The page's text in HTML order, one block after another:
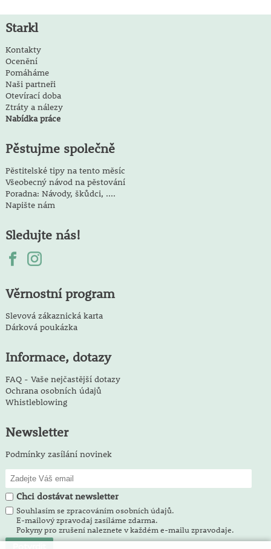
Starkl
Kontakty
Ocenění
Pomáháme
Naši partneři
Otevírací doba
Ztráty a nálezy
Nabídka práce
Pěstujme společně
Pěstitelské tipy na tento měsíc
Všeobecný návod na pěstování
Poradna: Návody, škůdci, ....
Napište nám
Sledujte nás!
Věrnostní program
Slevová zákaznická karta
Dárková poukázka
Informace, dotazy
FAQ - Vaše nejčastější dotazy
Ochrana osobních údajů
Whistleblowing
Newsletter
Podmínky zasílání novinek
Chci dostávat newsletter
Souhlasím se zpracováním osobních údajů.
E-mailový zpravodaj zasíláme zdarma.
Pokyny pro zrušení naleznete v každém e-mailu zpravodaje.